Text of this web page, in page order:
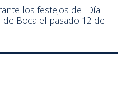
los festejos del Día
Boca el pasado 12 de
del Día Internacional del